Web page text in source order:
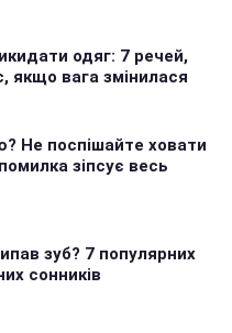
одяг: 7 речей,
якщо вага змінилася
Не поспішайте ховати
зіпсує весь
зуб? 7 популярних
сонників